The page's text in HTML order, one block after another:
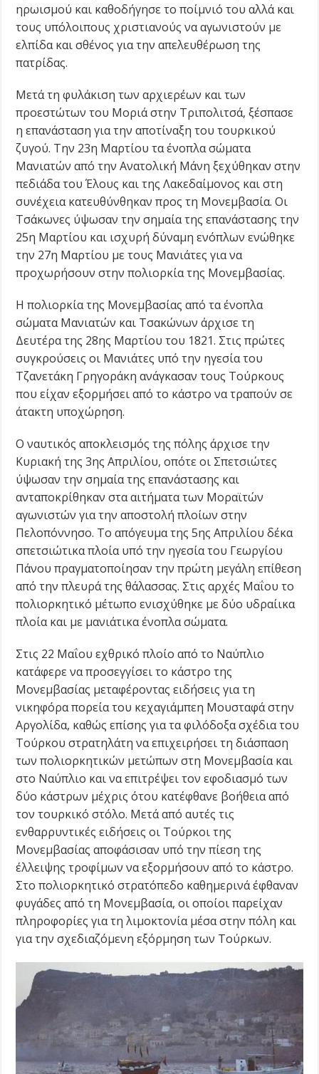
ηρωισμού και καθοδήγησε το ποίμνιό του αλλά και
τους υπόλοιπους χριστιανούς να αγωνιστούν με
ελπίδα και σθένος για την απελευθέρωση της
πατρίδας.
Μετά τη φυλάκιση των αρχιερέων και των
προεστώτων του Μοριά στην Τριπολιτσά, ξέσπασε
η επανάσταση για την αποτίναξη του τουρκικού
ζυγού. Την 23η Μαρτίου τα ένοπλα σώματα
Μανιατών από την Ανατολική Μάνη ξεχύθηκαν στην
πεδιάδα του Έλους και της Λακεδαίμονος και στη
συνέχεια κατευθύνθηκαν προς τη Μονεμβασία. Οι
Τσάκωνες ύψωσαν την σημαία της επανάστασης την
25η Μαρτίου και ισχυρή δύναμη ενόπλων ενώθηκε
την 27η Μαρτίου με τους Μανιάτες για να
προχωρήσουν στην πολιορκία της Μονεμβασίας.
Η πολιορκία της Μονεμβασίας από τα ένοπλα
σώματα Μανιατών και Τσακώνων άρχισε τη
Δευτέρα της 28ης Μαρτίου του 1821. Στις πρώτες
συγκρούσεις οι Μανιάτες υπό την ηγεσία του
Τζανετάκη Γρηγοράκη ανάγκασαν τους Τούρκους
που είχαν εξορμήσει από το κάστρο να τραπούν σε
άτακτη υποχώρηση.
Ο ναυτικός αποκλεισμός της πόλης άρχισε την
Κυριακή της 3ης Απριλίου, οπότε οι Σπετσιώτες
ύψωσαν την σημαία της επανάστασης και
ανταποκρίθηκαν στα αιτήματα των Μοραϊτών
αγωνιστών για την αποστολή πλοίων στην
Πελοπόννησο. Το απόγευμα της 5ης Απριλίου δέκα
σπετσιώτικα πλοία υπό την ηγεσία του Γεωργίου
Πάνου πραγματοποίησαν την πρώτη μεγάλη επίθεση
από την πλευρά της θάλασσας. Στις αρχές Μαΐου το
πολιορκητικό μέτωπο ενισχύθηκε με δύο υδραίικα
πλοία και με μανιάτικα ένοπλα σώματα.
Στις 22 Μαΐου εχθρικό πλοίο από το Ναύπλιο
κατάφερε να προσεγγίσει το κάστρο της
Μονεμβασίας μεταφέροντας ειδήσεις για τη
νικηφόρα πορεία του κεχαγιάμπεη Μουσταφά στην
Αργολίδα, καθώς επίσης για τα φιλόδοξα σχέδια του
Τούρκου στρατηλάτη να επιχειρήσει τη διάσπαση
των πολιορκητικών μετώπων στη Μονεμβασία και
στο Ναύπλιο και να επιτρέψει τον εφοδιασμό των
δύο κάστρων μέχρις ότου κατέφθανε βοήθεια από
τον τουρκικό στόλο. Μετά από αυτές τις
ενθαρρυντικές ειδήσεις οι Τούρκοι της
Μονεμβασίας αποφάσισαν υπό την πίεση της
έλλειψης τροφίμων να εξορμήσουν από το κάστρο.
Στο πολιορκητικό στρατόπεδο καθημερινά έφθαναν
φυγάδες από τη Μονεμβασία, οι οποίοι παρείχαν
πληροφορίες για τη λιμοκτονία μέσα στην πόλη και
για την σχεδιαζόμενη εξόρμηση των Τούρκων.